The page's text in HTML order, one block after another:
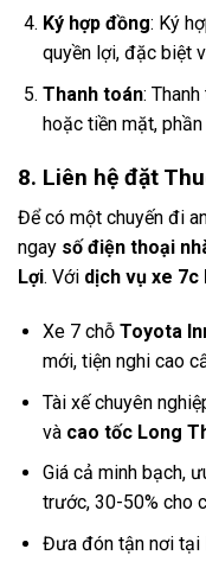
Ký hợp đồng: Ký
quyền lợi, đặc biệt
Thanh toán:
hoặc tiền mặt,
8. Liên hệ đặt
Để có một chuyến đi
ngay số điện thoại
Lợi. Với dịch vụ xe 7c
Xe 7 chỗ Toyota
mới, tiện nghi cao
Tài xế chuyên
và cao tốc Long
Giá cả minh bạch,
trước, 30-50% cho
Đưa đón tận nơi tại